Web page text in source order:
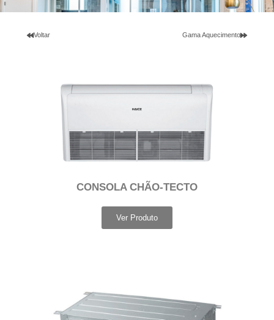
Voltar Gama Aquecimento
CONSOLA CHÃO-TECTO
Ver Produto